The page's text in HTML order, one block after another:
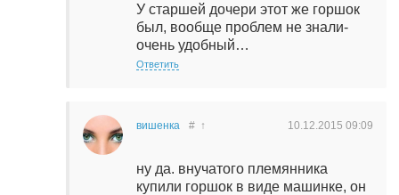
У старшей дочери этот же горшок
был, вообще проблем не знали-
очень удобный…
Ответить
вишенка 10.12.2015 09:09
# ↑
ну да. внучатого племянника
купили горшок в виде машинке, он